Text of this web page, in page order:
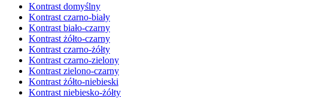
Kontrast domyślny
Kontrast czarno-biały
Kontrast biało-czarny
Kontrast żółto-czarny
Kontrast czarno-żółty
Kontrast czarno-zielony
Kontrast zielono-czarny
Kontrast żółto-niebieski
Kontrast niebiesko-żółty